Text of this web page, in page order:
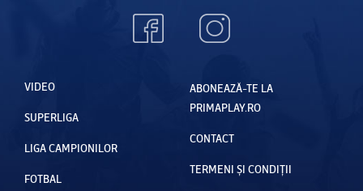
VIDEO
SUPERLIGA
LIGA CAMPIONILOR
FOTBAL
ABONEAZĂ-TE LA
PRIMAPLAY.RO
CONTACT
TERMENI ȘI CONDIȚII